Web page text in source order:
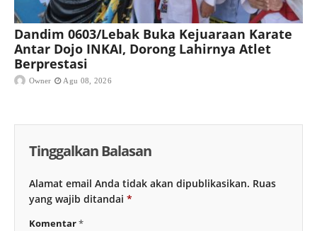
Dandim 0603/Lebak Buka Kejuaraan Karate
Antar Dojo INKAI, Dorong Lahirnya Atlet
Berprestasi
Owner Agu 08, 2026
Tinggalkan Balasan
Alamat email Anda tidak akan dipublikasikan. Ruas
yang wajib ditandai *
Komentar*